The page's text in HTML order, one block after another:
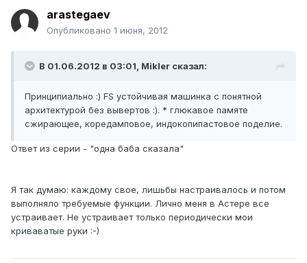
arastegaev
Опубликовано 1 июня, 2012
В 01.06.2012 в 03:01, Mikler сказал:
Принципиально :) FS устойчивая машинка с понятной
архитектурой без вывертов :). * глюкавое памяте
сжирающее, коредамповое, индокопипастовое поделие.
Ответ из серии - "одна баба сказала"
Я так думаю: каждому свое, лишьбы настраивалось и потом
выполняло требуемые функции. Лично меня в Астере все
устраивает. Не устраивает только периодически мои
криваватые руки :-)